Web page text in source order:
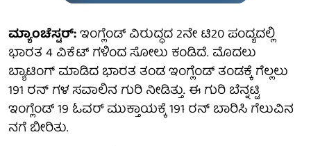
ಮ್ಯಾಂಚೆಸ್ಟರ್:ಇಂಗ್ಲೆಂಡ್ ವಿರುದ್ಧದ 2ನೇ ಟಿ20 ಪಂದ್ಯದಲ್ಲಿ
ಭಾರತ 4 ವಿಕೆಟ್ ಗಳಿಂದ ಸೋಲು ಕಂಡಿದೆ. ಮೊದಲು
ಬ್ಯಾಟಿಂಗ್ ಮಾಡಿದ ಭಾರತ ತಂಡ ಇಂಗ್ಲೆಂಡ್ ತಂಡಕ್ಕೆ ಗೆಲ್ಲಲು
191 ರನ್ ಗಳ ಸವಾಲಿನ ಗುರಿ ನೀಡಿತ್ತು. ಈ ಗುರಿ ಬೆನ್ನಟ್ಟಿ
ಇಂಗ್ಲೆಂಡ್ 19 ಓವರ್ ಮುಕ್ತಾಯಕ್ಕೆ 191 ರನ್ ಬಾರಿಸಿ ಗೆಲುವಿನ
ನಗೆ ಬೀರಿತು.